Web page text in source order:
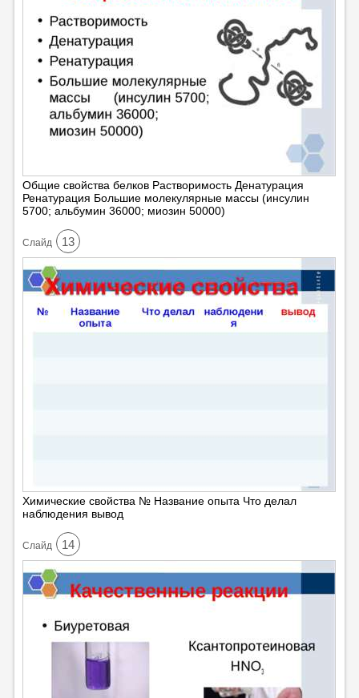
Общие свойства белков Растворимость Денатурация
Ренатурация Большие молекулярные массы (инсулин
5700; альбумин 36000; миозин 50000)
Cлайд 13
Химические свойства № Название опыта Что делал
наблюдения вывод
Cлайд 14